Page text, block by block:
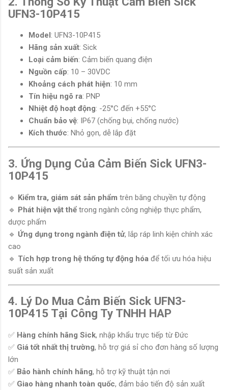
UFN3-10P415
Model: UFN3-10P415
Hãng sản xuất: Sick
Loại cảm biến: Cảm biến quang điện
Nguồn cấp: 10 – 30VDC
Khoảng cách phát hiện: 10 mm
Tín hiệu ngõ ra: PNP
Nhiệt độ hoạt động: -25°C đến +55°C
Chuẩn bảo vệ: IP67 (chống bụi, chống nước)
Kích thước: Nhỏ gọn, dễ lắp đặt
3. Ứng Dụng Của Cảm Biến Sick UFN3-
10P415
🔹 Kiểm tra, giám sát sản phẩm trên băng chuyền tự động
🔹 Phát hiện vật thể trong ngành công nghiệp thực phẩm,
dược phẩm
🔹 Ứng dụng trong ngành điện tử, lắp ráp linh kiện chính xác
cao
🔹 Tích hợp trong hệ thống tự động hóa để tối ưu hóa hiệu
suất sản xuất
4. Lý Do Mua Cảm Biến Sick UFN3-
10P415 Tại Công Ty TNHH HAP
✅ Hàng chính hãng Sick, nhập khẩu trực tiếp từ Đức
✅ Giá tốt nhất thị trường, hỗ trợ giá sỉ cho đơn hàng số lượng
lớn
✅ Bảo hành chính hãng, hỗ trợ kỹ thuật tận nơi
✅ Giao hàng nhanh toàn quốc, đảm bảo tiến độ sản xuất